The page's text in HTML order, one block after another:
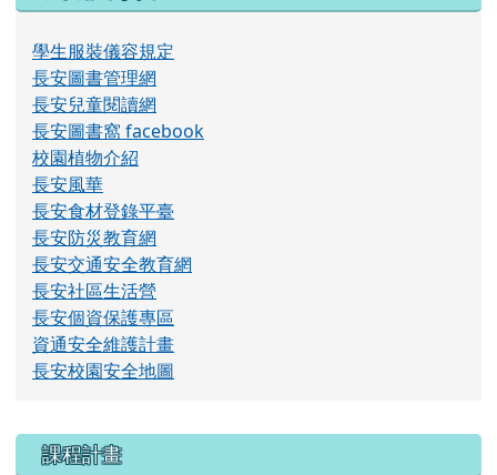
學生服裝儀容規定
長安圖書管理網
長安兒童閱讀網
長安圖書窩 facebook
校園植物介紹
長安風華
長安食材登錄平臺
長安防災教育網
長安交通安全教育網
長安社區生活營
長安個資保護專區
資通安全維護計畫
長安校園安全地圖
右邊區域內容
課程計畫